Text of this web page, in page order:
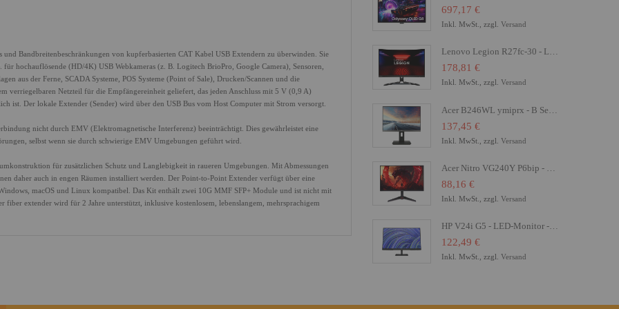
Bandbreitenbeschränkungen von kupferbasierten CAT Kabel USB Extendern zu überwinden. Sie
hochauflösende (HD/4K) USB Webkameras (z. B. Logitech BrioPro, Google Camera), Sensoren,
aus der Ferne, SCADA Systeme, POS Systeme (Point of Sale), Drucken/Scannen und die
verriegelbaren Netzteil für die Empfängereinheit geliefert, das jeden Anschluss mit 5 V (0,9 A)
ist. Der lokale Extender (Sender) wird über den USB Bus vom Host Computer mit Strom versorgt.
nicht durch EMV (Elektromagnetische Interferenz) beeinträchtigt. Dies gewährleistet eine
selbst wenn sie durch schwierige EMV Umgebungen geführt wird.
für zusätzlichen Schutz und Langlebigkeit in raueren Umgebungen. Mit Abmessungen
daher auch in engen Räumen installiert werden. Der Point-to-Point Extender verfügt über eine
macOS und Linux kompatibel. Das Kit enthält zwei 10G MMF SFP+ Module und ist nicht mit
fiber extender wird für 2 Jahre unterstützt, inklusive kostenlosem, lebenslangem, mehrsprachigem
697,17 €
Inkl. MwSt., zzgl. Versand
Lenovo Legion R27fc-30 - LED-Monitor - Gaming - gebogen - 68.6 cm (27")
178,81 €
Inkl. MwSt., zzgl. Versand
137,45 €
Inkl. MwSt., zzgl. Versand
88,16 €
Inkl. MwSt., zzgl. Versand
HP V24i G5 - LED-Monitor - 61 cm (24") (23.8" sichtbar) - 1920 x 1080 Full HD (1080p)
122,49 €
Inkl. MwSt., zzgl. Versand